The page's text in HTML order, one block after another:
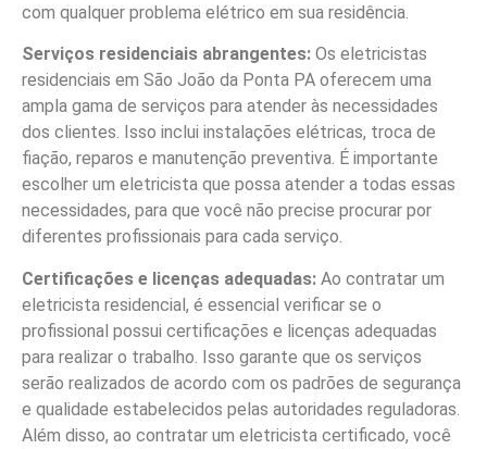
com qualquer problema elétrico em sua residência.
Serviços residenciais abrangentes: Os eletricistas
residenciais em São João da Ponta PA oferecem uma
ampla gama de serviços para atender às necessidades
dos clientes. Isso inclui instalações elétricas, troca de
fiação, reparos e manutenção preventiva. É importante
escolher um eletricista que possa atender a todas essas
necessidades, para que você não precise procurar por
diferentes profissionais para cada serviço.
Certificações e licenças adequadas: Ao contratar um
eletricista residencial, é essencial verificar se o
profissional possui certificações e licenças adequadas
para realizar o trabalho. Isso garante que os serviços
serão realizados de acordo com os padrões de segurança
e qualidade estabelecidos pelas autoridades reguladoras.
Além disso, ao contratar um eletricista certificado, você